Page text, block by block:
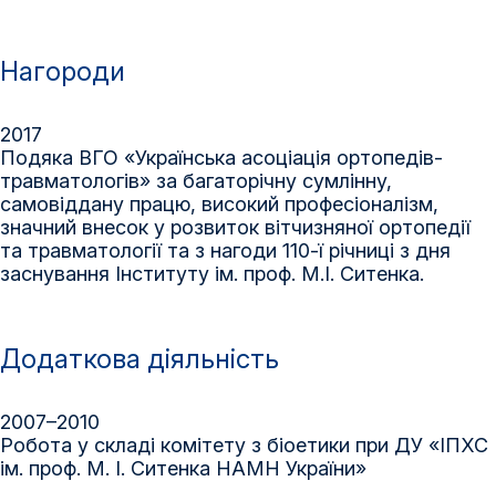
Нагороди
2017
Подяка ВГО «Українська асоціація ортопедів-
травматологів» за багаторічну сумлінну,
самовіддану працю, високий професіоналізм,
значний внесок у розвиток вітчизняної ортопедії
та травматології та з нагоди 110-ї річниці з дня
заснування Інституту ім. проф. М.І. Ситенка.
Додаткова діяльність
2007–2010
Робота у складі комітету з біоетики при ДУ «ІПХС
ім. проф. М. І. Ситенка НАМН України»